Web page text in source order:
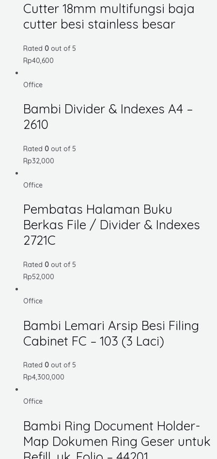
Cutter 18mm multifungsi baja
cutter besi stainless besar
Rated 0 out of 5
Rp40,600
Office
Bambi Divider & Indexes A4 –
2610
Rated 0 out of 5
Rp32,000
Office
Pembatas Halaman Buku
Berkas File / Divider & Indexes
2721C
Rated 0 out of 5
Rp52,000
Office
Bambi Lemari Arsip Besi Filing
Cabinet FC – 103 (3 Laci)
Rated 0 out of 5
Rp4,300,000
Office
Bambi Ring Document Holder-
Map Dokumen Ring Geser untuk